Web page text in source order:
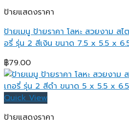
ป้ายแสดงราคา
ป้ายเมนู ป้ายราคา โลหะ สวยงาม สไ
อรี่ รุ่น 2 สีเงิน ขนาด 7.5 x 5.5 x
฿79.00
Quick View
ป้ายแสดงราคา